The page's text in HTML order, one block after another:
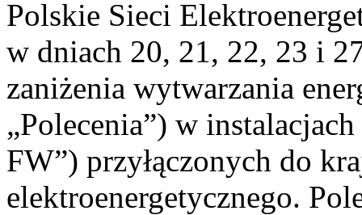
Polskie Sieci
w dniach 20, 21, 22, 23 i
zaniżenia wytwarzania
„Polecenia”) w
FW”) przyłączonych do
elektroenergetycznego.